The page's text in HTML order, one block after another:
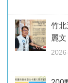
竹
麗